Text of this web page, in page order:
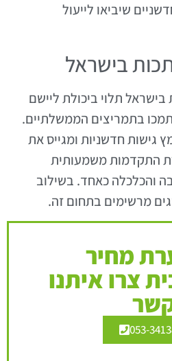
שיביאו לייעול
בישראל
תלוי ביכולת ליישם
בתמריצים הממשלתיים.
גישות חדשניות ומגייס את
התקדמות משמעותית
והכלכלה כאחד. בשילוב
מרשימים בתחום זה.
מחיר
צרו איתנו
053-